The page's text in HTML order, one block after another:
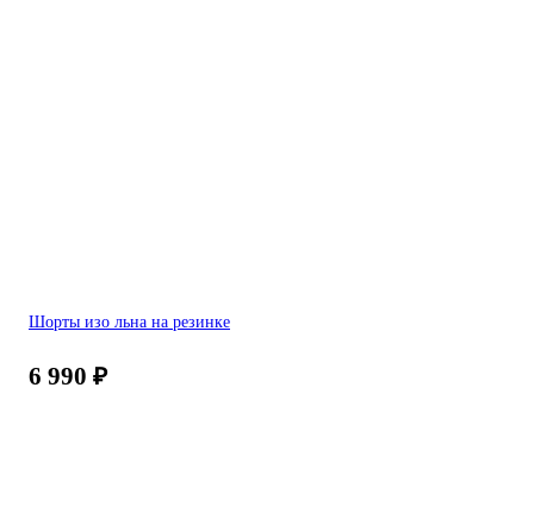
Шорты изо льна на резинке
6 990 ₽